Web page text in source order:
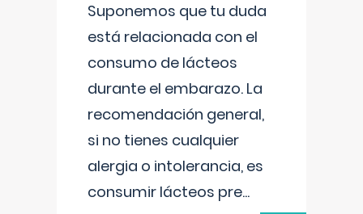
Suponemos que tu duda
está relacionada con el
consumo de lácteos
durante el embarazo. La
recomendación general,
si no tienes cualquier
alergia o intolerancia, es
consumir lácteos pre...